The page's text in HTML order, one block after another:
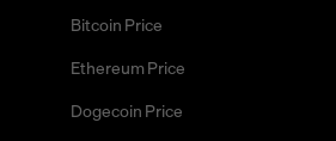
Bitcoin Price
Ethereum Price
Dogecoin Price